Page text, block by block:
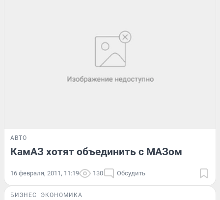
АВТО
КамАЗ хотят объединить с МАЗом
16 февраля, 2011, 11:19 130 Обсудить
БИЗНЕС ЭКОНОМИКА